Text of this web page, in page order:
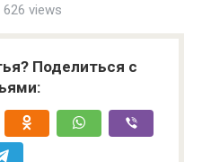
626 views
Поделиться с